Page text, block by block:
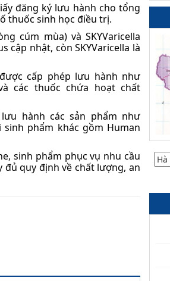
đăng ký lưu hành cho tổng
thuốc sinh học điều trị.
cúm mùa) và SKYVaricella
cập nhật, còn SKYVaricella là
cấp phép lưu hành như
các thuốc chứa hoạt chất
hành các sản phẩm như
sinh phẩm khác gồm Human
sinh phẩm phục vụ nhu cầu
quy định về chất lượng, an